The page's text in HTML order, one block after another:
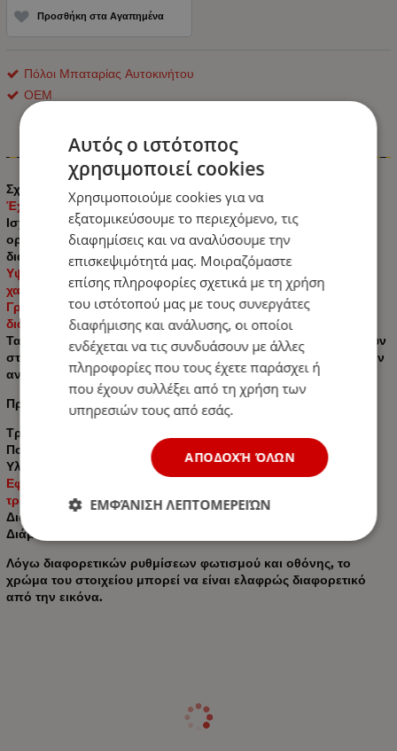
Προσθήκη στα Αγαπημένα
Πόλοι Μπαταρίας Αυτοκινήτου
ΟΕΜ
Πληροφορίες
Σχεδιασμένο για εύκολη αντικατάσταση
Έχουν εξαιρετική αγωγιμότητα
Ισχυρό και ανθεκτικό: Κατασκευασμένο από ισχυρό κράμα
ορείχαλκου, εξαιρετική αντοχή στη διάβρωση και μεγάλη
διάρκεια.
Υψηλή αγωγιμότητα, μειωμένη παραμόρφωση τάσης και
χαμηλή απώλεια μετάδοσης.
Γρήγορη αναγνώριση: (+) και (-) σφιγκτήρας, εύκολος στη
διάκριση, αποτρέποντας τον κίνδυνο ηλεκτροπληξίας.
Τα θετικά και αρνητικά κλιπ ακροδεκτών μπαταρίας ταιριάζουν
στα περισσότερα μοντέλα μπαταριών και είναι ιδανικά για την
αντικατάσταση φθαρμένων και διαβρωμένων ακροδεκτών.
Προσδιορισμός:
Τροφοδοσία στον ακροδέκτη μπαταρίας: με βίδα
Ποσότητα: 2 τεμάχια
Υλικό: κράμα ορείχαλκου
Εφαρμογή: Κατάλληλο για αυτοκίνητα, φορτηγά, σκάφη,
τρέιλερ, ρυμουλκούμενα κ.λπ.
Διαστάσεις: Περίπου. 58 Χ 33 χλστ
Διάμετρος τρύπας: Περίπου. 17mm/19mm
Λόγω διαφορετικών ρυθμίσεων φωτισμού και οθόνης, το
χρώμα του στοιχείου μπορεί να είναι ελαφρώς διαφορετικό
από την εικόνα.
Αυτός ο ιστότοπος
χρησιμοποιεί cookies
Χρησιμοποιούμε cookies για να
εξατομικεύσουμε το περιεχόμενο, τις
διαφημίσεις και να αναλύσουμε την
επισκεψιμότητά μας. Μοιραζόμαστε
επίσης πληροφορίες σχετικά με τη χρήση
του ιστότοπού μας με τους συνεργάτες
διαφήμισης και ανάλυσης, οι οποίοι
ενδέχεται να τις συνδυάσουν με άλλες
πληροφορίες που τους έχετε παράσχει ή
που έχουν συλλέξει από τη χρήση των
υπηρεσιών τους από εσάς.
ΑΠΟΔΟΧΉ ΌΛΩΝ
ΕΜΦΆΝΙΣΗ ΛΕΠΤΟΜΕΡΕΙΏΝ